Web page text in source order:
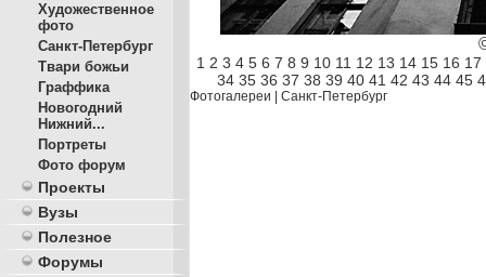
Художественное
фото
Санкт-Петербург
Твари божьи
Граффика
Новогодний
Нижний...
Портреты
Фото форум
Проекты
Вузы
Полезное
Форумы
1 2 3 4 5 6 7 8 9 10 11 12 13 14 15 16 17
34 35 36 37 38 39 40 41 42 43 44 45
Фотогалереи Санкт-Петербург